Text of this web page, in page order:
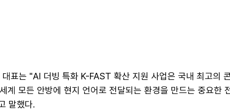
표는 "AI 더빙 특화 K-FAST 확산 지원 사업은 국내 최고의
계 모든 안방에 현지 언어로 전달되는 환경을 만드는 중요한
말했다.